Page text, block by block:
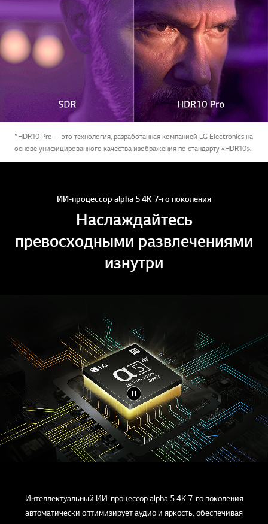
*HDR10 Pro — это технология, разработанная компанией LG Electronics на
основе унифицированного качества изображения по стандарту «HDR10».
ИИ-процессор alpha 5 4K 7-го поколения
Наслаждайтесь
превосходными развлечениями
изнутри
Интеллектуальный ИИ-процессор alpha 5 4K 7-го поколения
автоматически оптимизирует аудио и яркость, обеспечивая